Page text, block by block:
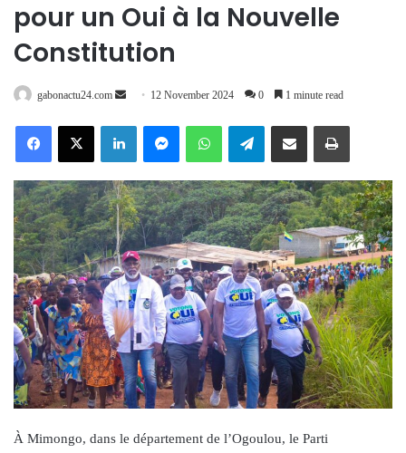
pour un Oui à la Nouvelle
Constitution
gabonactu24.com
Send 12 November 2024 0 1 minute read
FacebookX LinkedInMessengerWhatsAppTelegramShare via Email Print
À Mimongo, dans le département de l’Ogoulou, le Parti